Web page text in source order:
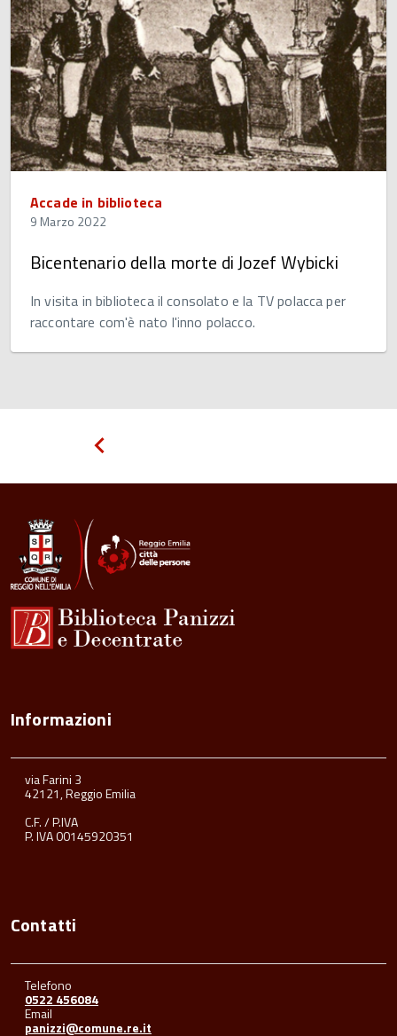
Accade in biblioteca
9 Marzo 2022
Bicentenario della morte di Jozef Wybicki
In visita in biblioteca il consolato e la TV polacca per
raccontare com'è nato l'inno polacco.
Informazioni
via Farini 3
42121, Reggio Emilia
C.F. / P.IVA
P. IVA 00145920351
Contatti
Telefono
0522 456084
Email
panizzi@comune.re.it